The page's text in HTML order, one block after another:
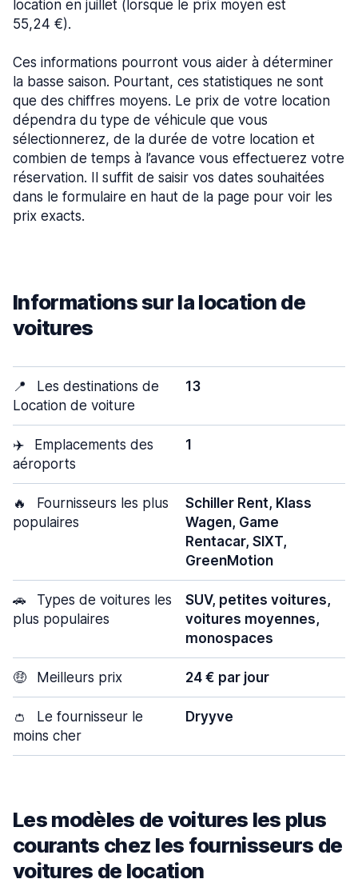
location en juillet (lorsque le prix moyen est
55,24 €).
Ces informations pourront vous aider à déterminer
la basse saison. Pourtant, ces statistiques ne sont
que des chiffres moyens. Le prix de votre location
dépendra du type de véhicule que vous
sélectionnerez, de la durée de votre location et
combien de temps à l’avance vous effectuerez votre
réservation. Il suffit de saisir vos dates souhaitées
dans le formulaire en haut de la page pour voir les
prix exacts.
Informations sur la location de
voitures
📍
Les destinations de
Location de voiture
13
✈️
Emplacements des
aéroports
1
🔥
Fournisseurs les plus
populaires
Schiller Rent, Klass
Wagen, Game
Rentacar, SIXT,
GreenMotion
🚗
Types de voitures les
plus populaires
SUV, petites voitures,
voitures moyennes,
monospaces
🤑 Meilleurs prix 24 € par jour
👛
Le fournisseur le
moins cher
Dryyve
Les modèles de voitures les plus
courants chez les fournisseurs de
voitures de location